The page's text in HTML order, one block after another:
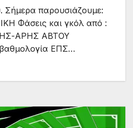
Σήμερα παρουσιάζουμε:
Φάσεις και γκόλ από :
ΑΡΗΣ ΑΒΤΟΥ
ΕΠΣ…